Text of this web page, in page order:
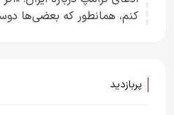
کنم، همانطور که بعضی‌ها
پربازدید